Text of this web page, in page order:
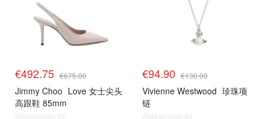
€492.75 €675.00
Jimmy Choo Love 女士尖头
高跟鞋 85mm
@dealmoon.de
€94.90 €130.00
Vivienne Westwood 珍珠项
链
@dealmoon.de